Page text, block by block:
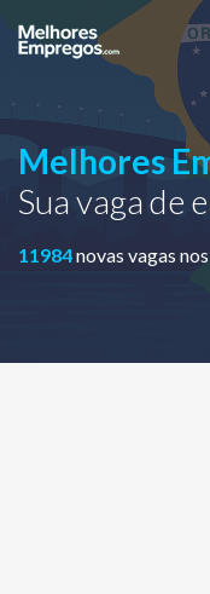
Melhores
Sua vaga de
11984novas vagas